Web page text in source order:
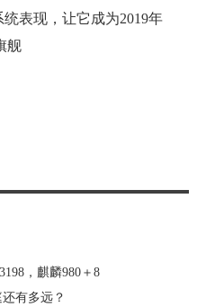
表现，让它成为2019年
舰
，麒麟980＋8
有多远？